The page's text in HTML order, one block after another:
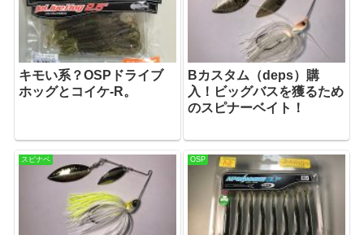
キモい系？OSPドライブ
ホッグとコイケ-R。
Bカスタム（deps）購
入！ビッグバスを獲るため
のスピナーベイト！
スピナベ OSP